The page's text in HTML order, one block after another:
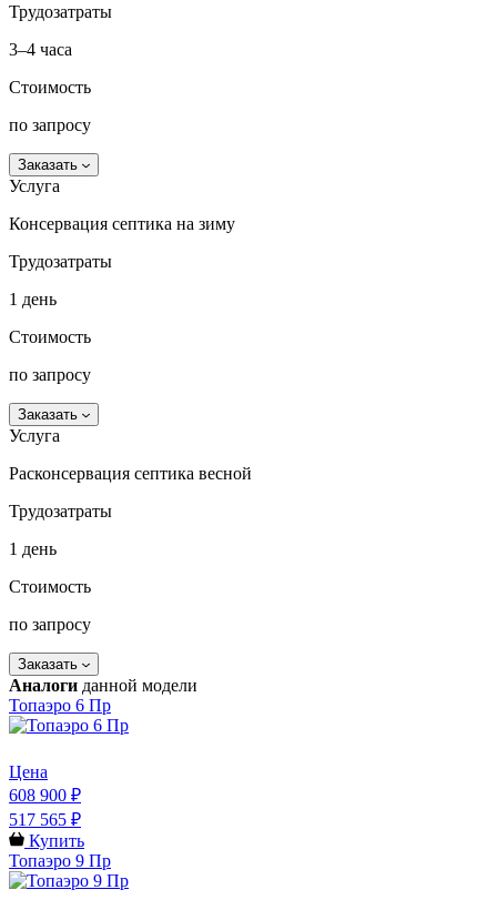
Трудозатраты
3–4 часа
Стоимость
по запросу
Заказать
Услуга
Консервация септика на зиму
Трудозатраты
1 день
Стоимость
по запросу
Заказать
Услуга
Расконсервация септика весной
Трудозатраты
1 день
Стоимость
по запросу
Заказать
Аналоги данной модели
Топаэро 6 Пр
Цена
608 900 ₽
517 565 ₽
Купить
Топаэро 9 Пр